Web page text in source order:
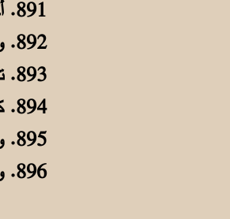
891. أحِنُّ إلى الأوطانِ والسِّيفِ والنَّقا وإن كنتُ في تلك الولاياتِ في شُغلِ
892. ولستُ الذي يَنسى ظِباءً بأرضِها كحورٍ من الجنّاتِ بالأعينِ النُّجـلِ
893. تفرِّجُ همِّي ظبيةٌ منْ ظِبائها بدفءٍ من العينينِ والعُنُقِ الطَّفـلِ
894. كأنَّ غيومَ السُّحبِ تحتَ سَمائها زخارفُ فنّانٍ ملــونةُ الشــكلِ
895. وقد زانَها ربي بزهرٍ وخُضـرةٍ وأمطارُها في العـام دائمةُ الهطلِ
896. ونهرٌ جمـيلٌ ملتوٍ في متونِها كما خطَّ ثعبانٌ علـى صفحة الرمل